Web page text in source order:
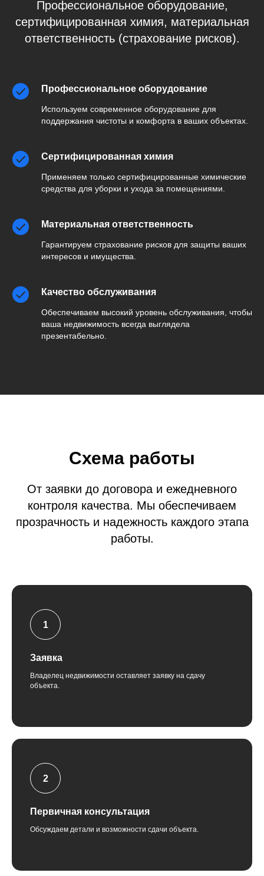
Профессиональное оборудование,
сертифицированная химия, материальная
ответственность (страхование рисков).
Профессиональное оборудование
Используем современное оборудование для
поддержания чистоты и комфорта в ваших объектах.
Сертифицированная химия
Применяем только сертифицированные химические
средства для уборки и ухода за помещениями.
Материальная ответственность
Гарантируем страхование рисков для защиты ваших
интересов и имущества.
Качество обслуживания
Обеспечиваем высокий уровень обслуживания, чтобы
ваша недвижимость всегда выглядела
презентабельно.
Схема работы
От заявки до договора и ежедневного
контроля качества. Мы обеспечиваем
прозрачность и надежность каждого этапа
работы.
Заявка
Владелец недвижимости оставляет заявку на сдачу
объекта.
Первичная консультация
Обсуждаем детали и возможности сдачи объекта.